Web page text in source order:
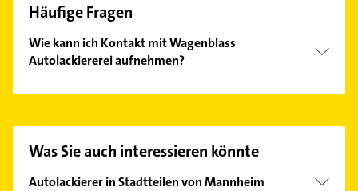
Häufige Fragen
Wie kann ich Kontakt mit Wagenblass
Autolackiererei aufnehmen?
Hier finden Sie alleKontaktdaten
Was Sie auch interessieren könnte
Autolackierer in Stadtteilen von Mannheim